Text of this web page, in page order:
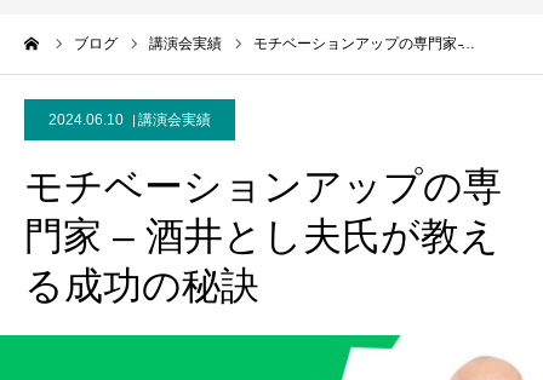
ブログ 講演会実績 モチベーションアップの専門家 ̵…
2024.06.10 講演会実績
モチベーションアップの専
門家 – 酒井とし夫氏が教え
る成功の秘訣